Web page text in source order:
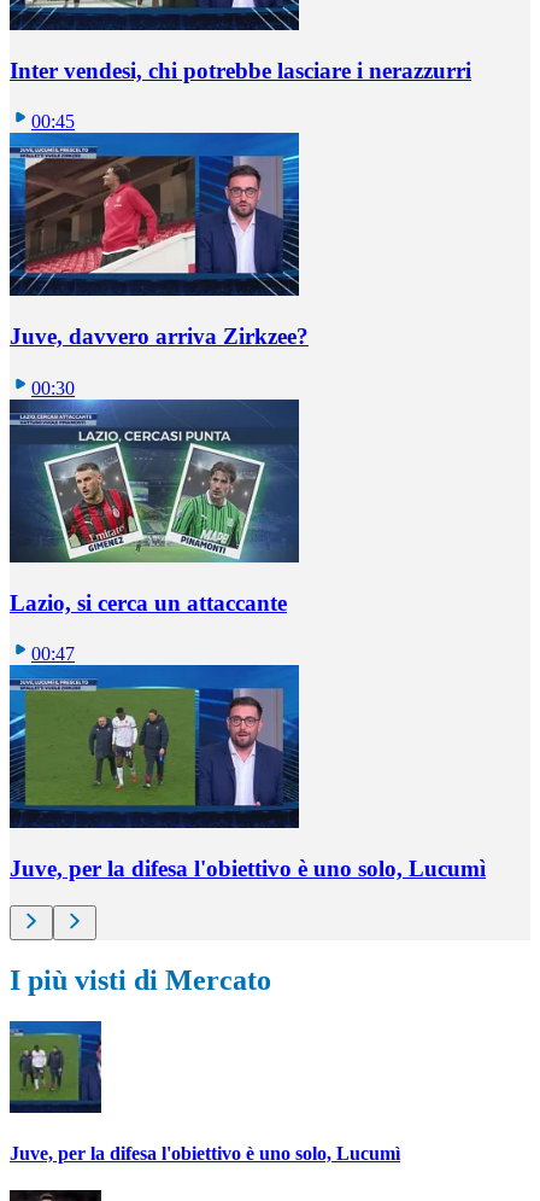
Inter vendesi, chi potrebbe lasciare i nerazzurri
00:45
Juve, davvero arriva Zirkzee?
00:30
Lazio, si cerca un attaccante
00:47
Juve, per la difesa l'obiettivo è uno solo, Lucumì
I più visti di Mercato
Juve, per la difesa l'obiettivo è uno solo, Lucumì